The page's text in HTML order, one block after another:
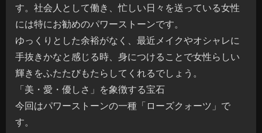
す。社会人として働き、忙しい日々を送っている女性
には特にお勧めのパワーストーンです。
ゆっくりとした余裕がなく、最近メイクやオシャレに
手抜きかなと感じる時、身につけることで女性らしい
輝きをふたたびもたらしてくれるでしょう。
「美・愛・優しさ」を象徴する宝石
今回はパワーストーンの一種「ローズクォーツ」で
す。